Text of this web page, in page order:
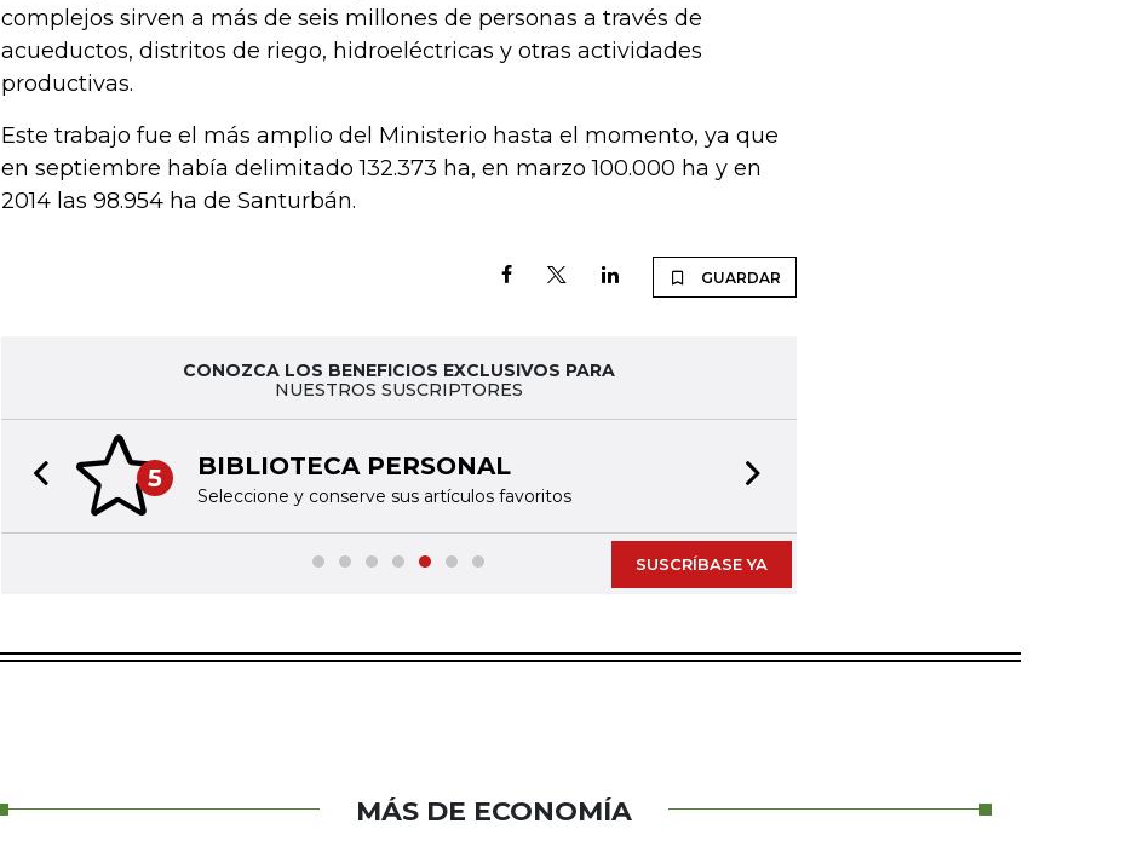
complejos sirven a más de seis millones de personas a través de
acueductos, distritos de riego, hidroeléctricas y otras actividades
productivas.
Este trabajo fue el más amplio del Ministerio hasta el momento, ya que
en septiembre había delimitado 132.373 ha, en marzo 100.000 ha y en
2014 las 98.954 ha de Santurbán.
GUARDAR
CONOZCA LOS BENEFICIOS EXCLUSIVOS PARA
NUESTROS SUSCRIPTORES
5 BIBLIOTECA PERSONAL
Seleccione y conserve sus artículos favoritos
Previous slide
SUSCRÍBASE YA
MÁS DE ECONOMÍA